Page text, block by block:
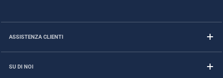
ASSISTENZA CLIENTI
SU DI NOI